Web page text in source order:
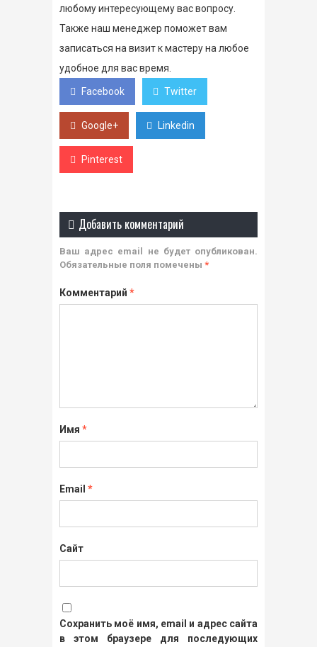
любому интересующему вас вопросу.
Также наш менеджер поможет вам
записаться на визит к мастеру на любое
удобное для вас время.
Facebook Twitter
Google+ Linkedin
Pinterest
Добавить комментарий
Ваш адрес email не будет опубликован.
Обязательные поля помечены *
Комментарий *
Имя *
Email *
Сайт
Сохранить моё имя, email и адрес сайта
в этом браузере для последующих